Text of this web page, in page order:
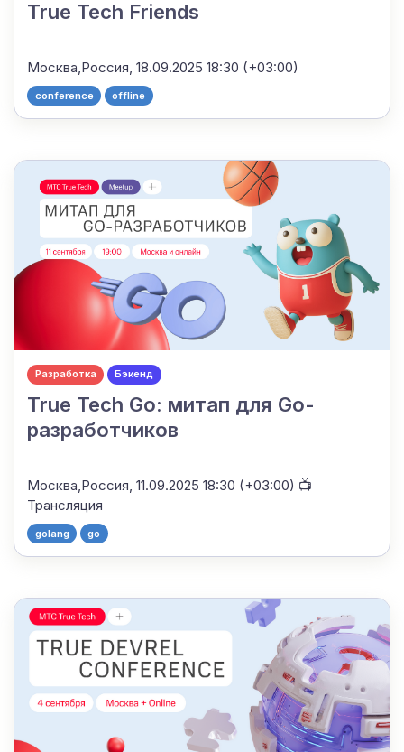
True Tech Friends
Москва,Россия,18.09.2025 18:30 (+03:00)
conference offline
Разработка Бэкенд
True Tech Go: митап для Go-
разработчиков
Москва,Россия,11.09.2025 18:30 (+03:00) 📺
Трансляция
golang go